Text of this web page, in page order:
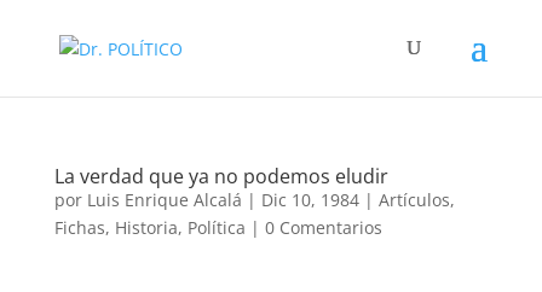
La verdad que ya no podemos eludir
por Luis Enrique Alcalá | Dic 10, 1984| Artículos,
Fichas, Historia, Política | 0 Comentarios